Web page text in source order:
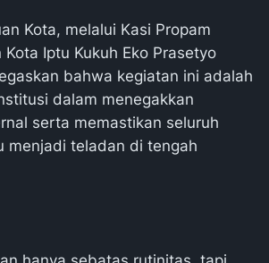
Kota, melalui Kasi Propam
Kota Iptu Kukuh Eko Prasetyo
bahwa kegiatan ini adalah
dalam menegakkan
serta memastikan seluruh
menjadi teladan di tengah